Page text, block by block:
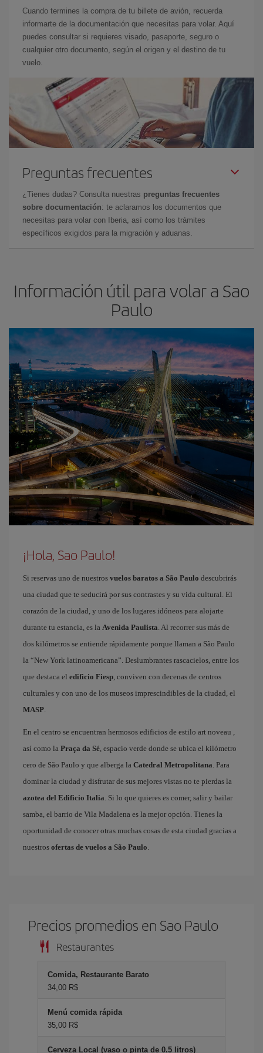
Cuando termines la compra de tu billete de avión, recuerda
informarte de la documentación que necesitas para volar. Aquí
puedes consultar si requieres visado, pasaporte, seguro o
cualquier otro documento, según el origen y el destino de tu
vuelo.
Preguntas frecuentes
¿Tienes dudas? Consulta nuestras preguntas frecuentes
sobre documentación: te aclaramos los documentos que
necesitas para volar con Iberia, así como los trámites
específicos exigidos para la migración y aduanas.
Información útil para volar a Sao
Paulo
¡Hola, Sao Paulo!
Si reservas uno de nuestros vuelos baratos a São Paulo descubrirás
una ciudad que te seducirá por sus contrastes y su vida cultural. El
corazón de la ciudad, y uno de los lugares idóneos para alojarte
durante tu estancia, es la Avenida Paulista. Al recorrer sus más de
dos kilómetros se entiende rápidamente porque llaman a São Paulo
la “New York latinoamericana”. Deslumbrantes rascacielos, entre los
que destaca el edificio Fiesp, conviven con decenas de centros
culturales y con uno de los museos imprescindibles de la ciudad, el
MASP.
En el centro se encuentran hermosos edificios de estilo art noveau ,
así como la Praça da Sé, espacio verde donde se ubica el kilómetro
cero de São Paulo y que alberga la Catedral Metropolitana. Para
dominar la ciudad y disfrutar de sus mejores vistas no te pierdas la
azotea del Edificio Italia. Si lo que quieres es comer, salir y bailar
samba, el barrio de Vila Madalena es la mejor opción. Tienes la
oportunidad de conocer otras muchas cosas de esta ciudad gracias a
nuestros ofertas de vuelos a São Paulo.
Precios promedios en Sao Paulo
Restaurantes
Comida, Restaurante Barato
34,00 R$
Menú comida rápida
35,00 R$
Cerveza Local (vaso o pinta de 0.5 litros)